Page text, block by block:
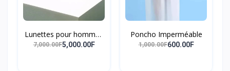
Lunettes pour hommes
et femmes, anti-lumière
7,000.00F5,000.00F
Poncho Imperméable
1,000.00F600.00F